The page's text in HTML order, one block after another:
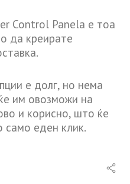
Control Panela е тоа
да креирате
е долг, но нема
им овозможи на
и корисно, што ќе
само еден клик.